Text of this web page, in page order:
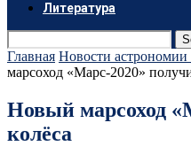
Литература
Главная Новости астрономии
марсоход «Марс-2020»
Новый марсоход
колёса